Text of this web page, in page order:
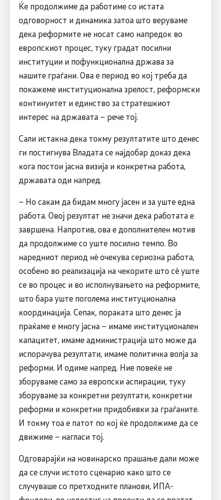
Ќе продолжиме да работиме со истата
одговорност и динамика затоа што веруваме
дека реформите не носат само напредок во
европскиот процес, туку градат посилни
институции и пофункционална држава за
нашите граѓани. Ова е период во кој треба да
покажеме институционална зрелост, реформски
континуитет и единство за стратешкиот
интерес на државата – рече тој.
Сали истакна дека токму резултатите што денес
ги постигнува Владата се најдобар доказ дека
кога постои јасна визија и конкретна работа,
државата оди напред.
– Но сакам да бидам многу јасен и за уште една
работа. Овој резултат не значи дека работата е
завршена. Напротив, ова е дополнителен мотив
да продолжиме со уште посилно темпо. Во
наредниот период нè очекува сериозна работа,
особено во реализација на чекорите што сè уште
се во процес и во исполнувањето на реформите,
што бара уште поголема институционална
координација. Сепак, пораката што денес ја
праќаме е многу јасна – имаме институционален
капацитет, имаме администрација што може да
испорачува резултати, имаме политичка волја за
реформи. И одиме напред. Ние повеќе не
зборуваме само за европски аспирации, туку
зборуваме за конкретни резултати, конкретни
реформи и конкретни придобивки за граѓаните.
И токму тоа е патот по кој ќе продолжиме да се
движиме – нагласи тој.
Одговарајќи на новинарско прашање дали може
да се случи истото сценарио како што се
случуваше со претходните планови, ИПА-